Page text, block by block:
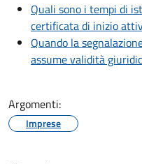
Quali sono i tempi di
certificata di inizio
Quando la
assume validità
Argomenti:
Imprese